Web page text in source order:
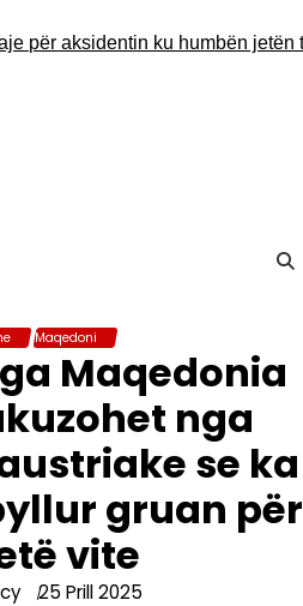
aksidentin ku humbën jetën tre
Maqedoni
Maqedonia
nga
se ka
gruan për
vite
25 Prill 2025